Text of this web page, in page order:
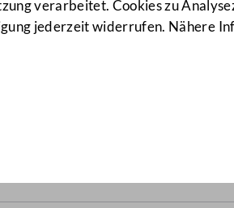
verarbeitet. Cookies zu
jederzeit widerrufen. Nähere
PF-ÜG